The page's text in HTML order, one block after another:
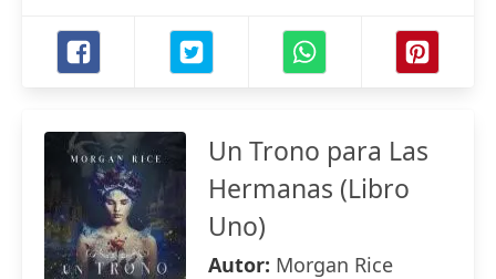
Un Trono para Las
Hermanas (Libro
Uno)
Autor: Morgan Rice